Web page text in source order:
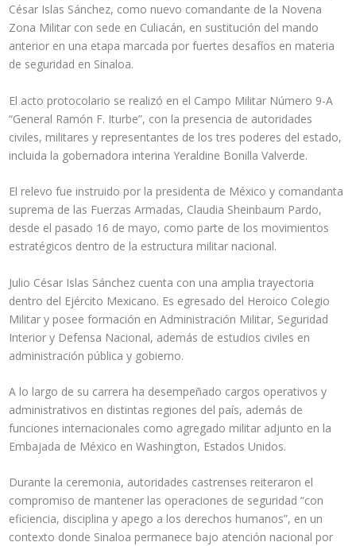
César Islas Sánchez, como nuevo comandante de la Novena
Zona Militar con sede en Culiacán, en sustitución del mando
anterior en una etapa marcada por fuertes desafíos en materia
de seguridad en Sinaloa.
El acto protocolario se realizó en el Campo Militar Número 9-A
“General Ramón F. Iturbe”, con la presencia de autoridades
civiles, militares y representantes de los tres poderes del estado,
incluida la gobernadora interina Yeraldine Bonilla Valverde.
El relevo fue instruido por la presidenta de México y comandanta
suprema de las Fuerzas Armadas, Claudia Sheinbaum Pardo,
desde el pasado 16 de mayo, como parte de los movimientos
estratégicos dentro de la estructura militar nacional.
Julio César Islas Sánchez cuenta con una amplia trayectoria
dentro del Ejército Mexicano. Es egresado del Heroico Colegio
Militar y posee formación en Administración Militar, Seguridad
Interior y Defensa Nacional, además de estudios civiles en
administración pública y gobierno.
A lo largo de su carrera ha desempeñado cargos operativos y
administrativos en distintas regiones del país, además de
funciones internacionales como agregado militar adjunto en la
Embajada de México en Washington, Estados Unidos.
Durante la ceremonia, autoridades castrenses reiteraron el
compromiso de mantener las operaciones de seguridad “con
eficiencia, disciplina y apego a los derechos humanos”, en un
contexto donde Sinaloa permanece bajo atención nacional por